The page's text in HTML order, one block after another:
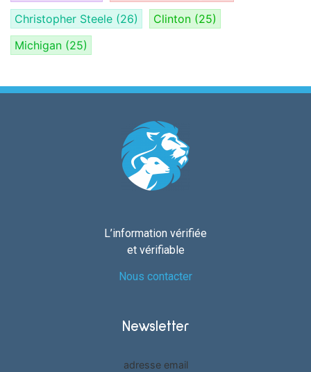
Christopher Steele (26) Clinton (25)
Michigan (25)
L’information vérifiée
et vérifiable
Nous contacter
Newsletter
adresse email